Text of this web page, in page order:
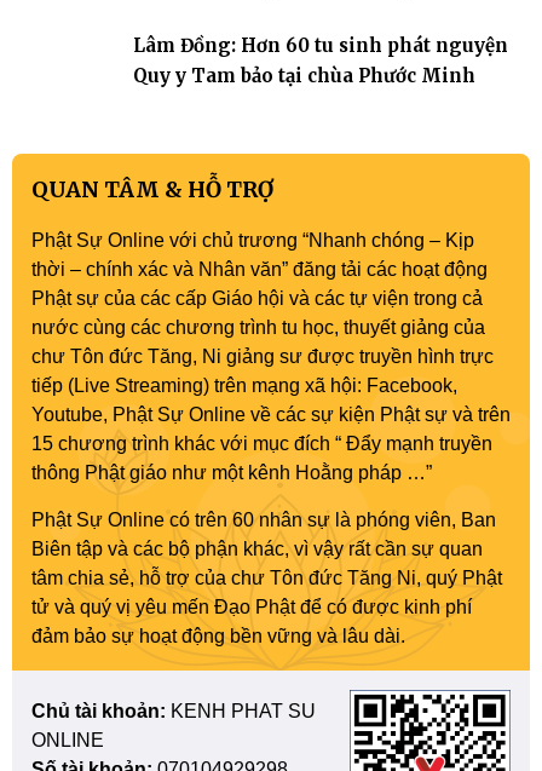
Lâm Đồng: Hơn 60 tu sinh phát nguyện
Quy y Tam bảo tại chùa Phước Minh
QUAN TÂM & HỖ TRỢ
Phật Sự Online với chủ trương “Nhanh chóng – Kịp
thời – chính xác và Nhân văn” đăng tải các hoạt động
Phật sự của các cấp Giáo hội và các tự viện trong cả
nước cùng các chương trình tu học, thuyết giảng của
chư Tôn đức Tăng, Ni giảng sư được truyền hình trực
tiếp (Live Streaming) trên mạng xã hội: Facebook,
Youtube, Phật Sự Online về các sự kiện Phật sự và trên
15 chương trình khác với mục đích “ Đẩy mạnh truyền
thông Phật giáo như một kênh Hoằng pháp …”
Phật Sự Online có trên 60 nhân sự là phóng viên, Ban
Biên tập và các bộ phận khác, vì vậy rất cần sự quan
tâm chia sẻ, hỗ trợ của chư Tôn đức Tăng Ni, quý Phật
tử và quý vị yêu mến Đạo Phật để có được kinh phí
đảm bảo sự hoạt động bền vững và lâu dài.
Chủ tài khoản: KENH PHAT SU
ONLINE